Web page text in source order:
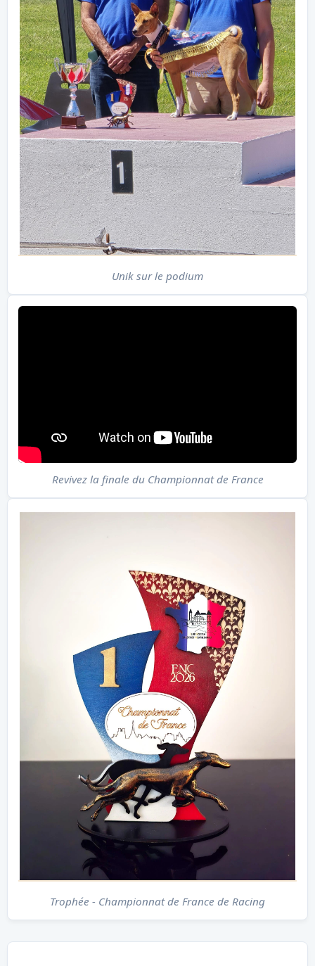
Unik sur le podium
Revivez la finale du Championnat de France
Trophée - Championnat de France de Racing